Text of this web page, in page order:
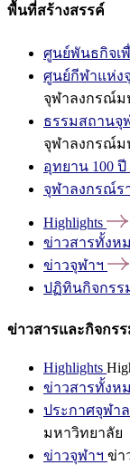
พื้นที่สร้างสรรค์
ศูนย์พันธกิจเ
ศูนย์กีฬาแห่ง
จุฬาลงกรณ์ม
ธรรมสถานจุ
จุฬาลงกรณ์ม
อุทยาน 100 ปี
จุฬาลงกรณ์ร
Highlights
ข่าวสารทั้งห
ข่าวจุฬาฯ
ปฏิทินกิจกรร
ข่าวสารและกิจกร
Highlights
ข่าวสารทั้งห
ประกาศจุฬา
มหาวิทยาลัย
ข่าวจุฬาฯ ข่า